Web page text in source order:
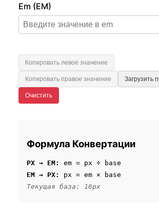
Em (EM)
Копировать левое значение
Копировать правое значение Загрузить
Очистить
Формула Конвертации
PX → EM:
em = px ÷ base
EM → PX:
px = em × base
Текущая база: 16px